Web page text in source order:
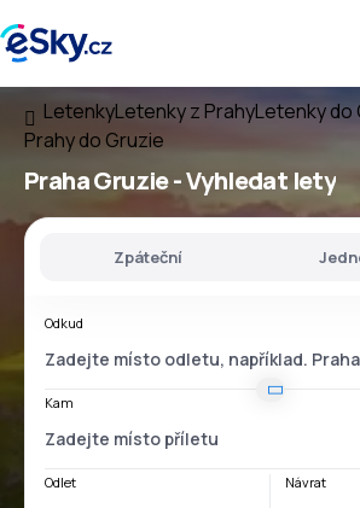
LetenkyLetenky z PrahyLetenky do
Prahy do Gruzie
Praha Gruzie- Vyhledat lety
Zpáteční
Odkud
Kam
Odlet Návrat